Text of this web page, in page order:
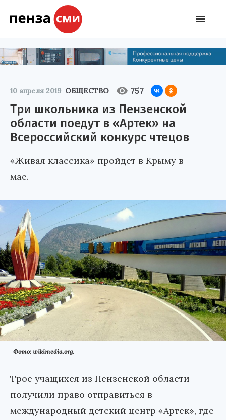
10 апреля 2019 ОБЩЕСТВО 757
Три школьника из Пензенской
области поедут в «Артек» на
Всероссийский конкурс чтецов
«Живая классика» пройдет в Крыму в
мае.
Фото: wikimedia.org.
Трое учащихся из Пензенской области
получили право отправиться в
международный детский центр «Артек», где